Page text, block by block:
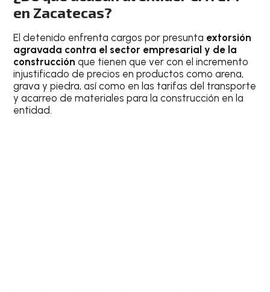
en Zacatecas?
El detenido enfrenta cargos por presunta extorsión
agravada contra el sector empresarial y de la
construcción que tienen que ver con el incremento
injustificado de precios en productos como arena,
grava y piedra, así como en las tarifas del transporte
y acarreo de materiales para la construcción en la
entidad.